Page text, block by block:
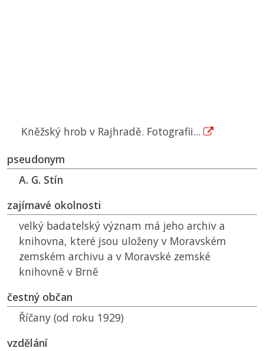
Kněžský hrob v Rajhradě. Fotografii...
pseudonym
A. G. Stín
zajímavé okolnosti
velký badatelský význam má jeho archiv a
knihovna, které jsou uloženy v Moravském
zemském archivu a v Moravské zemské
knihovně v Brně
čestný občan
Říčany (od roku 1929)
vzdělání